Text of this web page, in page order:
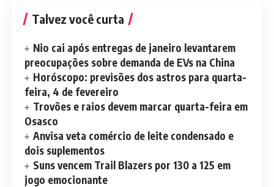
Talvez você curta
Nio cai após entregas de janeiro levantarem
preocupações sobre demanda de EVs na China
Horóscopo: previsões dos astros para quarta-
feira, 4 de fevereiro
Trovões e raios devem marcar quarta-feira em
Osasco
Anvisa veta comércio de leite condensado e
dois suplementos
Suns vencem Trail Blazers por 130 a 125 em
jogo emocionante